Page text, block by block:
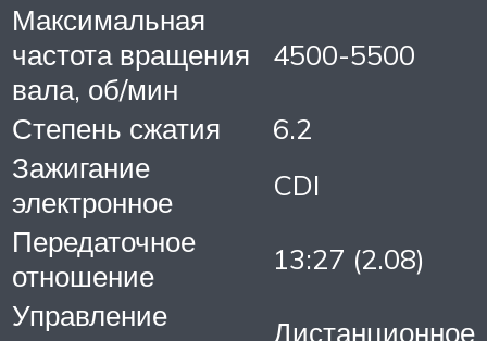
Максимальная
частота вращения
вала, об/мин
4500-5500
Степень сжатия
6.2
Зажигание
электронное
CDI
Передаточное
отношение
13:27 (2.08)
Управление
Дистанционное